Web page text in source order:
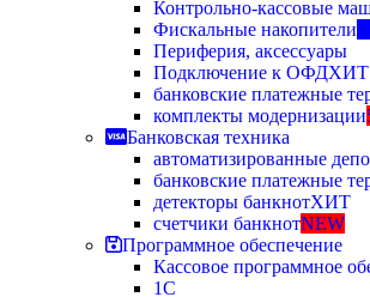
Контрольно-кассовые
Фискальные накопители
Периферия, аксессуары
Подключение к ОФДХИТ
банковские платежные
комплекты модернизации
Банковская техника
автоматизированные
банковские платежные
детекторы банкнотХИТ
счетчики банкнотNEW
Программное обеспечение
Кассовое программное
1С